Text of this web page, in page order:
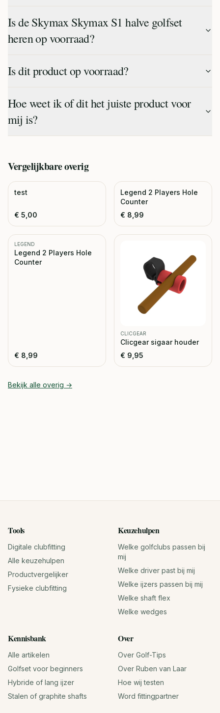
Is de Skymax Skymax S1 halve golfset
heren op voorraad?
Is dit product op voorraad?
Hoe weet ik of dit het juiste product voor
mij is?
Vergelijkbareoverig
test
€ 5,00
Legend 2 Players Hole
Counter
€ 8,99
LEGEND
Legend 2 Players Hole
Counter
€ 8,99
CLICGEAR
Clicgear sigaar houder
€ 9,95
Bekijk alle overig →
Tools
Digitale clubfitting
Alle keuzehulpen
Productvergelijker
Fysieke clubfitting
Keuzehulpen
Welke golfclubs passen bij
mij
Welke driver past bij mij
Welke ijzers passen bij mij
Welke shaft flex
Welke wedges
Kennisbank
Alle artikelen
Golfset voor beginners
Hybride of lang ijzer
Stalen of graphite shafts
Over
Over Golf-Tips
Over Ruben van Laar
Hoe wij testen
Word fittingpartner